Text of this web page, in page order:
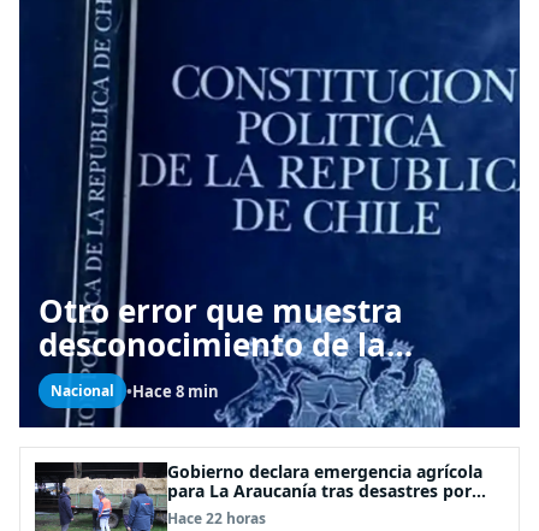
Otro error que muestra
desconocimiento de la
Constitución: Articulo 1
consagra resguardar la
seguridad nacional y
proteger a los ciudadanos
Nacional •Hace 8 min
Gobierno declara emergencia agrícola
para La Araucanía tras desastres por
pasos de sistemas frontales
Hace 22 horas